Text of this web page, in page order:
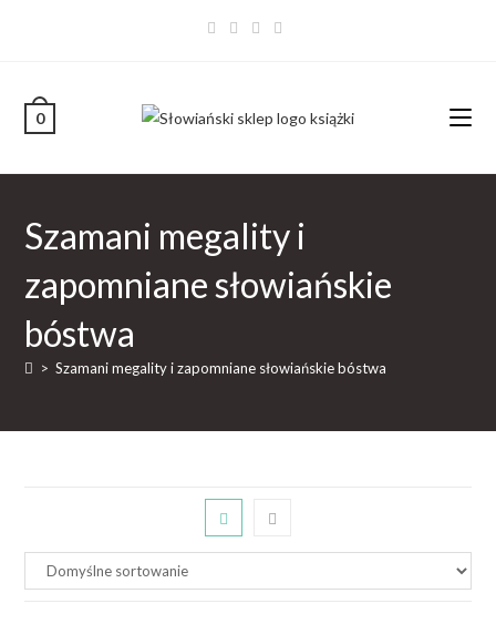
0
Szamani megality i
zapomniane słowiańskie
bóstwa
> Szamani megality i zapomniane słowiańskie bóstwa